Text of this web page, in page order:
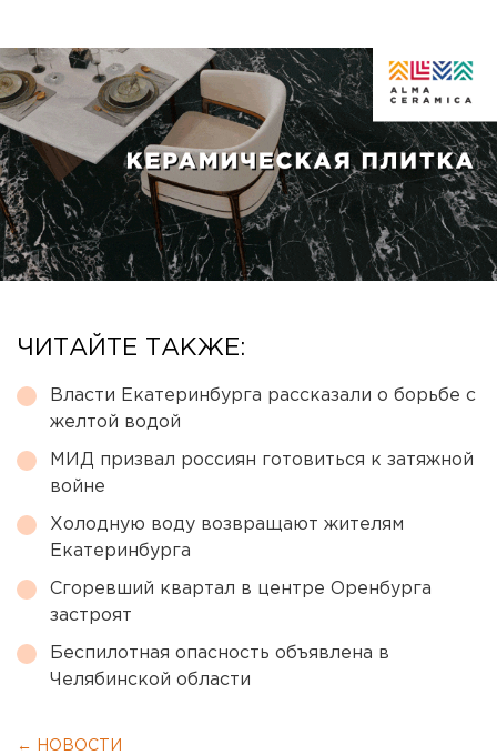
ЧИТАЙТЕ ТАКЖЕ:
Власти Екатеринбурга рассказали о борьбе с
желтой водой
МИД призвал россиян готовиться к затяжной
войне
Холодную воду возвращают жителям
Екатеринбурга
Сгоревший квартал в центре Оренбурга
застроят
Беспилотная опасность объявлена в
Челябинской области
← НОВОСТИ